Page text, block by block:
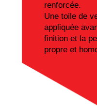
renforcée.
Une toile de
appliquée
finition et la
propre et